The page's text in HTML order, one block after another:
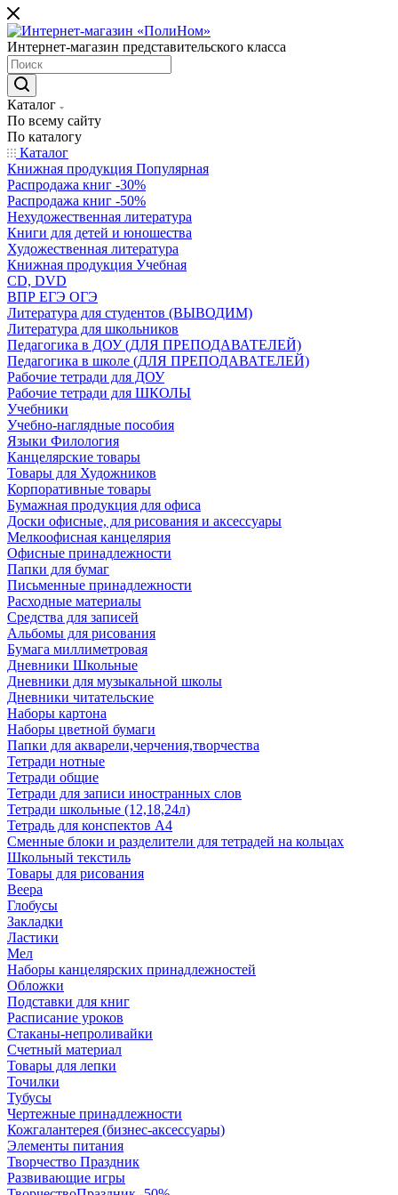
Интернет-магазин представительского класса
Каталог
По всему сайту
По каталогу
Каталог
Книжная продукция Популярная
Распродажа книг -30%
Распродажа книг -50%
Нехудожественная литература
Книги для детей и юношества
Художественная литература
Книжная продукция Учебная
CD, DVD
ВПР ЕГЭ ОГЭ
Литература для студентов (ВЫВОДИМ)
Литература для школьников
Педагогика в ДОУ (ДЛЯ ПРЕПОДАВАТЕЛЕЙ)
Педагогика в школе (ДЛЯ ПРЕПОДАВАТЕЛЕЙ)
Рабочие тетради для ДОУ
Рабочие тетради для ШКОЛЫ
Учебники
Учебно-наглядные пособия
Языки Филология
Канцелярские товары
Товары для Художников
Корпоративные товары
Бумажная продукция для офиса
Доски офисные, для рисования и аксессуары
Мелкоофисная канцелярия
Офисные принадлежности
Папки для бумаг
Письменные принадлежности
Расходные материалы
Средства для записей
Альбомы для рисования
Бумага миллиметровая
Дневники Школьные
Дневники для музыкальной школы
Дневники читательские
Наборы картона
Наборы цветной бумаги
Папки для акварели,черчения,творчества
Тетради нотные
Тетради общие
Тетради для записи иностранных слов
Тетради школьные (12,18,24л)
Тетрадь для конспектов А4
Сменные блоки и разделители для тетрадей на кольцах
Школьный текстиль
Товары для рисования
Веера
Глобусы
Закладки
Ластики
Мел
Наборы канцелярских принадлежностей
Обложки
Подставки для книг
Расписание уроков
Стаканы-непроливайки
Счетный материал
Товары для лепки
Точилки
Тубусы
Чертежные принадлежности
Кожгалантерея (бизнес-аксессуары)
Элементы питания
Творчество Праздник
Развивающие игры